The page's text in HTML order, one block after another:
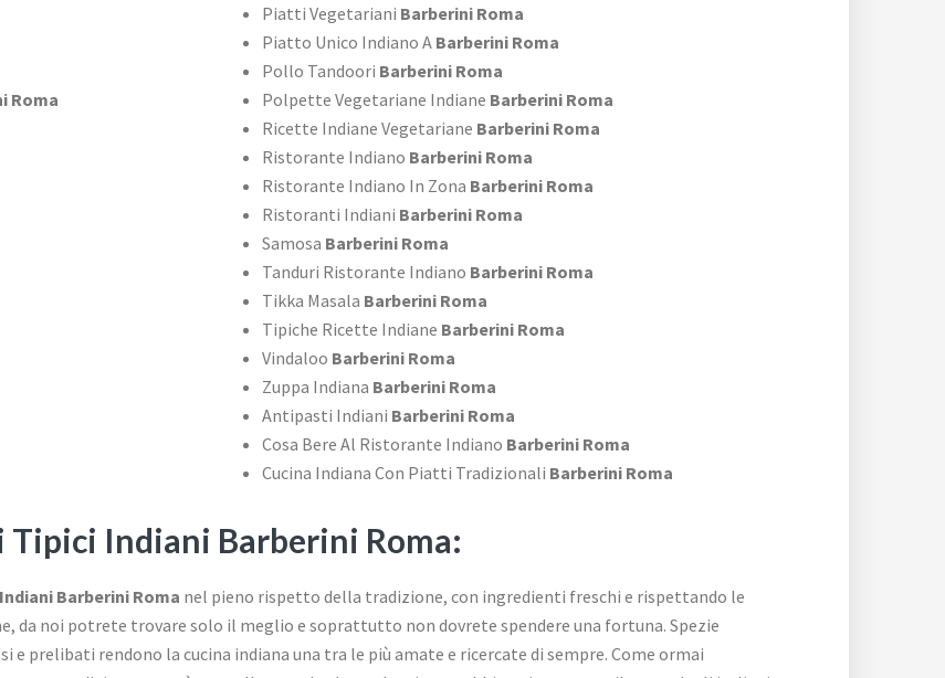
Roma
Piatti Vegetariani Barberini Roma
Piatto Unico Indiano A Barberini Roma
Pollo Tandoori Barberini Roma
Polpette Vegetariane Indiane Barberini Roma
Ricette Indiane Vegetariane Barberini Roma
Ristorante Indiano Barberini Roma
Ristorante Indiano In Zona Barberini Roma
Ristoranti Indiani Barberini Roma
Samosa Barberini Roma
Tanduri Ristorante Indiano Barberini Roma
Tikka Masala Barberini Roma
Tipiche Ricette Indiane Barberini Roma
Vindaloo Barberini Roma
Zuppa Indiana Barberini Roma
Antipasti Indiani Barberini Roma
Cosa Bere Al Ristorante Indiano Barberini Roma
Cucina Indiana Con Piatti Tradizionali Barberini Roma
Tipici Indiani Barberini Roma:
Barberini Roma nel pieno rispetto della tradizione, con ingredienti freschi e rispettando le
da noi potrete trovare solo il meglio e soprattutto non dovrete spendere una fortuna. Spezie
prelibati rendono la cucina indiana una tra le più amate e ricercate di sempre. Come ormai